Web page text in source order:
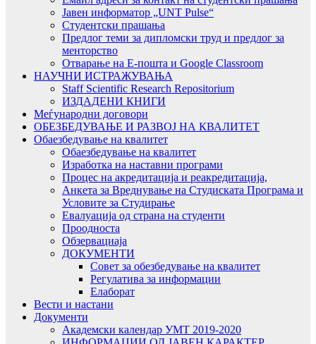
Јавен информатор „UNT Pulse“
Студентски прашања
Предлог теми за дипломски труд и предлог за
менторство
Отварање на Е-пошта и Google Classroom
НАУЧНИ ИСТРАЖУВАЊА
Staff Scientific Research Repositorium
ИЗДАДЕНИ КНИГИ
Меѓународни договори
ОБЕЗБЕДУВАЊЕ И РАЗВОЈ НА КВАЛИТЕТ
Обаезбедување на квалитет
Обаезбедување на квалитет
Изработка на наставни програми
Процес на акредитација и реакредитација,
Анкета за Вреднување на Студиската Програма и
Условите за Студирање
Евалуација од страна на студенти
Проодноста
Обзервациаја
ДОКУМЕНТИ
Совет за обезбедување на квалитет
Регулатива за информации
Елаборат
Вести и настани
Документи
Академски календар УМТ 2019-2020